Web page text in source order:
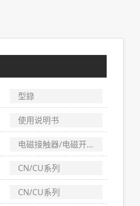
型錄
使用说明书
电磁接触器/电磁开关
CN/CU系列
CN/CU系列